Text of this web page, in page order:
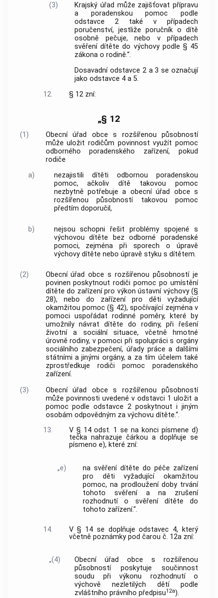
(3)
Krajský úřad může zajišťovat přípravu
a poradenskou pomoc podle
odstavce 2 také v případech
poručenství, jestliže poručník o dítě
osobně pečuje, nebo v případech
svěření dítěte do výchovy podle § 45
zákona o rodině.“.
Dosavadní odstavce 2 a 3 se označují
jako odstavce 4 a 5.
12.
§ 12 zní:
„§ 12
(1)
Obecní úřad obce s rozšířenou působností
může uložit rodičům povinnost využít pomoc
odborného poradenského zařízení, pokud
rodiče
a)
nezajistili dítěti odbornou poradenskou
pomoc, ačkoliv dítě takovou pomoc
nezbytně potřebuje a obecní úřad obce s
rozšířenou působností takovou pomoc
předtím doporučil,
b)
nejsou schopni řešit problémy spojené s
výchovou dítěte bez odborné poradenské
pomoci, zejména při sporech o úpravě
výchovy dítěte nebo úpravě styku s dítětem.
(2)
Obecní úřad obce s rozšířenou působností je
povinen poskytnout rodiči pomoc po umístění
dítěte do zařízení pro výkon ústavní výchovy (§
28), nebo do zařízení pro děti vyžadující
okamžitou pomoc (§ 42), spočívající zejména v
pomoci uspořádat rodinné poměry, které by
umožnily návrat dítěte do rodiny, při řešení
životní a sociální situace, včetně hmotné
úrovně rodiny, v pomoci při spolupráci s orgány
sociálního zabezpečení, úřady práce a dalšími
státními a jinými orgány, a za tím účelem také
zprostředkuje rodiči pomoc poradenského
zařízení.
(3)
Obecní úřad obce s rozšířenou působností
může povinnosti uvedené v odstavci 1 uložit a
pomoc podle odstavce 2 poskytnout i jiným
osobám odpovědným za výchovu dítěte.“.
13.
V § 14 odst. 1 se na konci písmene d)
tečka nahrazuje čárkou a doplňuje se
písmeno e), které zní:
„e)
na svěření dítěte do péče zařízení
pro děti vyžadující okamžitou
pomoc, na prodloužení doby trvání
tohoto svěření a na zrušení
rozhodnutí o svěření dítěte do
tohoto zařízení.“.
14.
V § 14 se doplňuje odstavec 4, který
včetně poznámky pod čarou č. 12a zní:
„(4)
Obecní úřad obce s rozšířenou
působností poskytuje součinnost
soudu při výkonu rozhodnutí o
výchově nezletilých dětí podle
zvláštního právního předpisu12a).